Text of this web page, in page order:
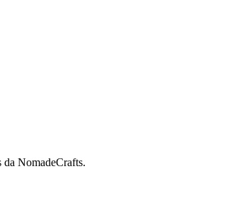
da NomadeCrafts.